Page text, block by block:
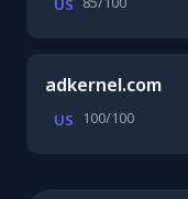
US
adkernel.com
US 100/100